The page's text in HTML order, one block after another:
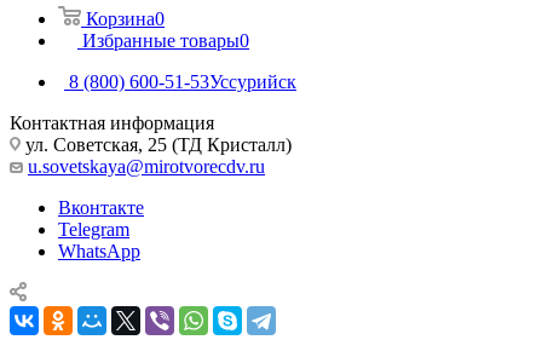
Корзина0
Избранные товары0
8 (800) 600-51-53Уссурийск
Контактная информация
ул. Советская, 25 (ТД Кристалл)
u.sovetskaya@mirotvorecdv.ru
Вконтакте
Telegram
WhatsApp